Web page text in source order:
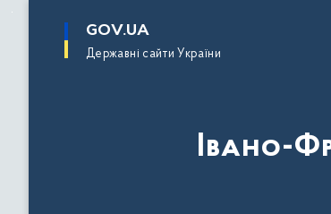
основного
GOV.UA
Державні сайти України
Івано-